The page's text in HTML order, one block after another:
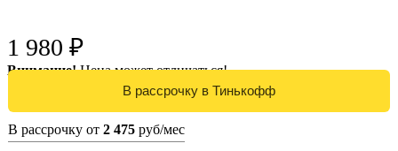
1 980 ₽
Внимание!Цена может отличаться!
В рассрочку от 2 475 руб/мес